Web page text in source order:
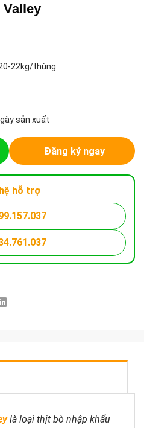
Valley
22kg/thùng
sản xuất
Đăng ký ngay
hỗ trợ
là loại thịt bò nhập khẩu